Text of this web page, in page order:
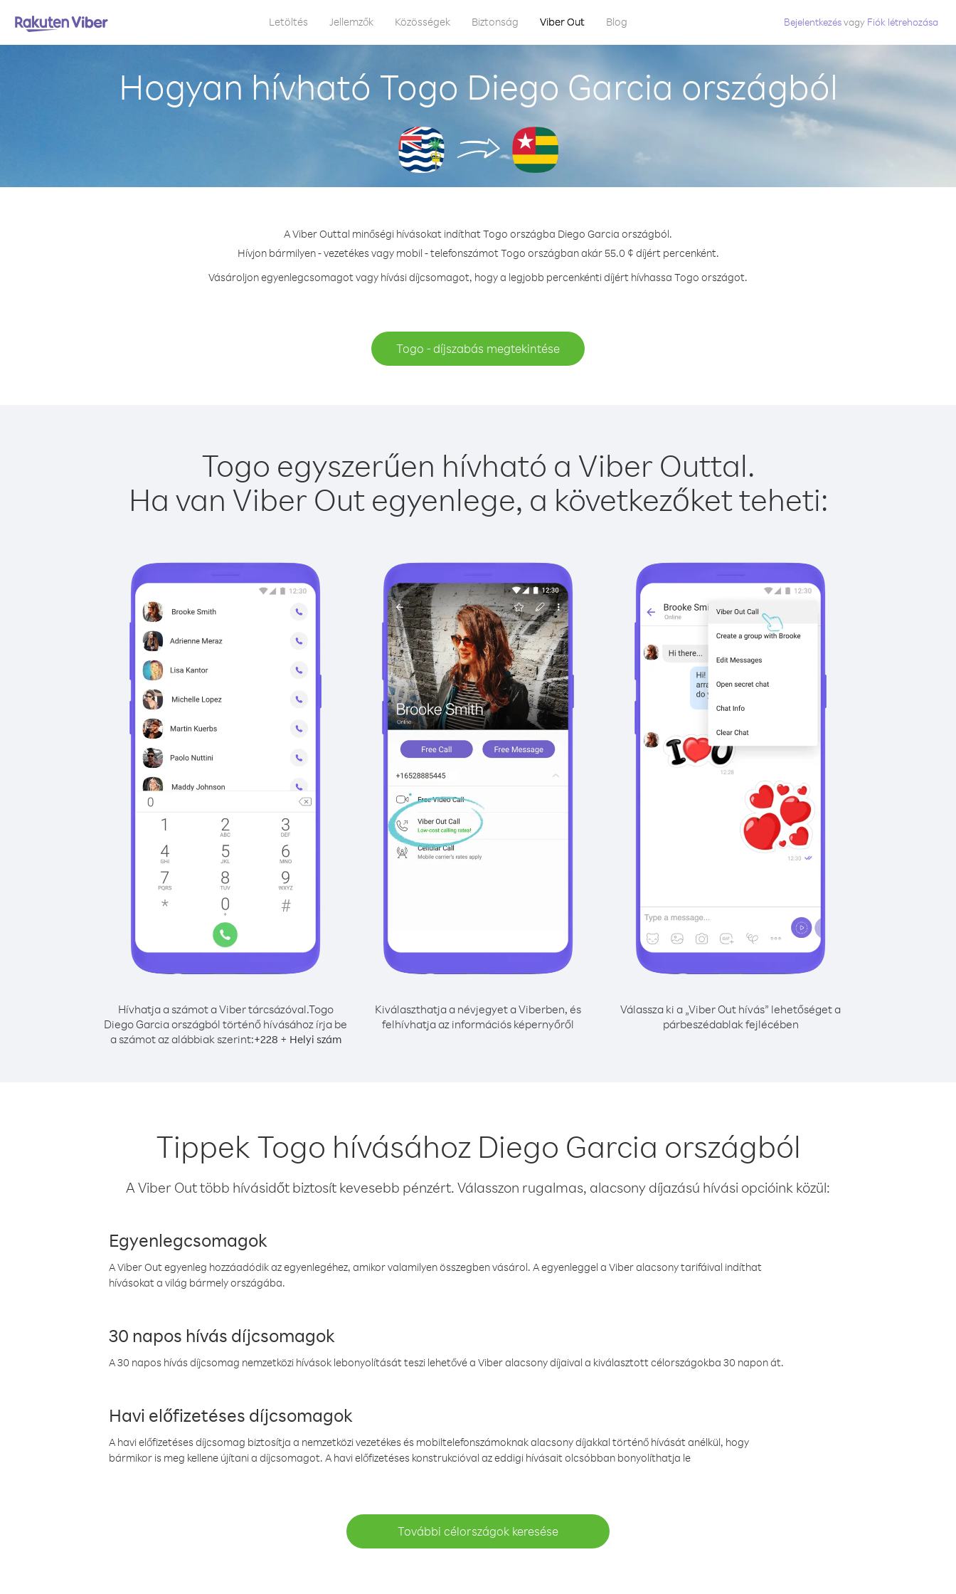
Letöltés Jellemzők Közösségek Biztonság Viber Out Blog Bejelentkezésvagy Fiók létrehozása
Hogyan hívható Togo Diego Garcia országból
A Viber Outtal minőségi hívásokat indíthat Togo országba Diego Garcia országból.
Hívjon bármilyen - vezetékes vagy mobil - telefonszámot Togo országban akár 55.0 ¢ díjért percenként.
Vásároljon egyenlegcsomagot vagy hívási díjcsomagot, hogy a legjobb percenkénti díjért hívhassa Togo országot.
Togo - díjszabás megtekintése
Togo egyszerűen hívható a Viber Outtal.
Ha van Viber Out egyenlege, a következőket teheti:
Hívhatja a számot a Viber tárcsázóval.Togo
Diego Garcia országból történő hívásához írja be
a számot az alábbiak szerint:+228 + Helyi szám
Kiválaszthatja a névjegyet a Viberben, és
felhívhatja az információs képernyőről
Válassza ki a „Viber Out hívás” lehetőséget a
párbeszédablak fejlécében
Tippek Togo hívásához Diego Garcia országból
A Viber Out több hívásidőt biztosít kevesebb pénzért. Válasszon rugalmas, alacsony díjazású hívási opcióink közül:
Egyenlegcsomagok
A Viber Out egyenleg hozzáadódik az egyenlegéhez, amikor valamilyen összegben vásárol. A egyenleggel a Viber alacsony tarifáival indíthat
hívásokat a világ bármely országába.
30 napos hívás díjcsomagok
A 30 napos hívás díjcsomag nemzetközi hívások lebonyolítását teszi lehetővé a Viber alacsony díjaival a kiválasztott célországokba 30 napon át.
Havi előfizetéses díjcsomagok
A havi előfizetéses díjcsomag biztosítja a nemzetközi vezetékes és mobiltelefonszámoknak alacsony díjakkal történő hívását anélkül, hogy
bármikor is meg kellene újítani a díjcsomagot. A havi előfizetéses konstrukcióval az eddigi hívásait olcsóbban bonyolíthatja le
További célországok keresése